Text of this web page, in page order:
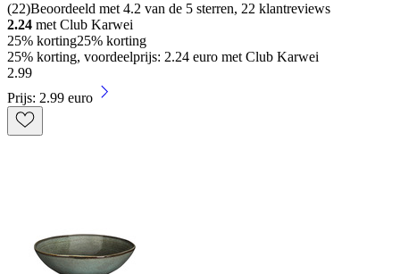
(22)Beoordeeld met 4.2 van de 5 sterren, 22 klantreviews
2.24 met Club Karwei
25% korting25% korting
25% korting, voordeelprijs: 2.24 euro met Club Karwei
2.99
Prijs: 2.99 euro